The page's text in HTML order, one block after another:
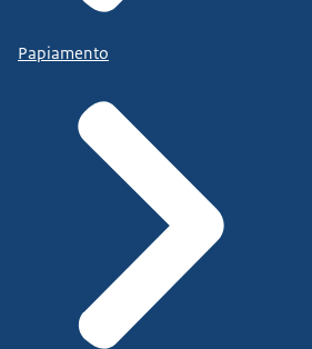
Papiamento